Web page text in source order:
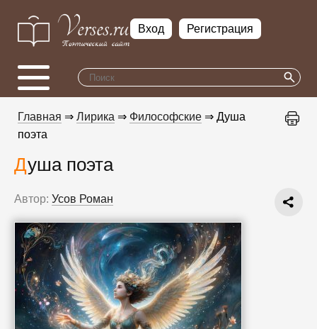
Вход Регистрация
Главная ⇒ Лирика ⇒ Философские ⇒ Душа
поэта
Душа поэта
Автор: Усов Роман